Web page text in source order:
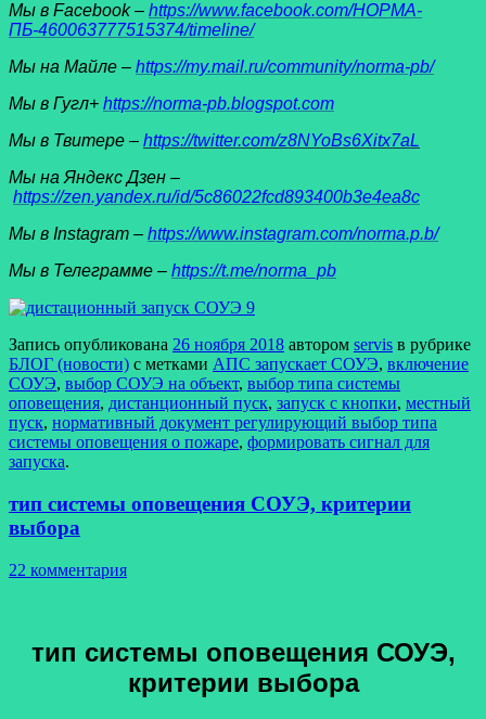
Мы в Facеbook – https://www.facebook.com/НОРМА-
ПБ-460063777515374/timeline/
Мы на Майле – https://my.mail.ru/community/norma-pb/
Мы в Гугл+ https://norma-pb.blogspot.com
Мы в Твитере – https://twitter.com/z8NYoBs6Xitx7aL
Мы на Яндекс Дзен –
https://zen.yandex.ru/id/5c86022fcd893400b3e4ea8c
Мы в Instagram – https://www.instagram.com/norma.p.b/
Мы в Телеграмме – https://t.me/norma_pb
Запись опубликована 26 ноября 2018 автором servis в рубрике
БЛОГ (новости) с метками АПС запускает СОУЭ, включение
СОУЭ, выбор СОУЭ на объект, выбор типа системы
оповещения, дистанционный пуск, запуск с кнопки, местный
пуск, нормативный документ регулирующий выбор типа
системы оповещения о пожаре, формировать сигнал для
запуска.
тип системы оповещения СОУЭ, критерии
выбора
22 комментария
тип системы оповещения СОУЭ,
критерии выбора